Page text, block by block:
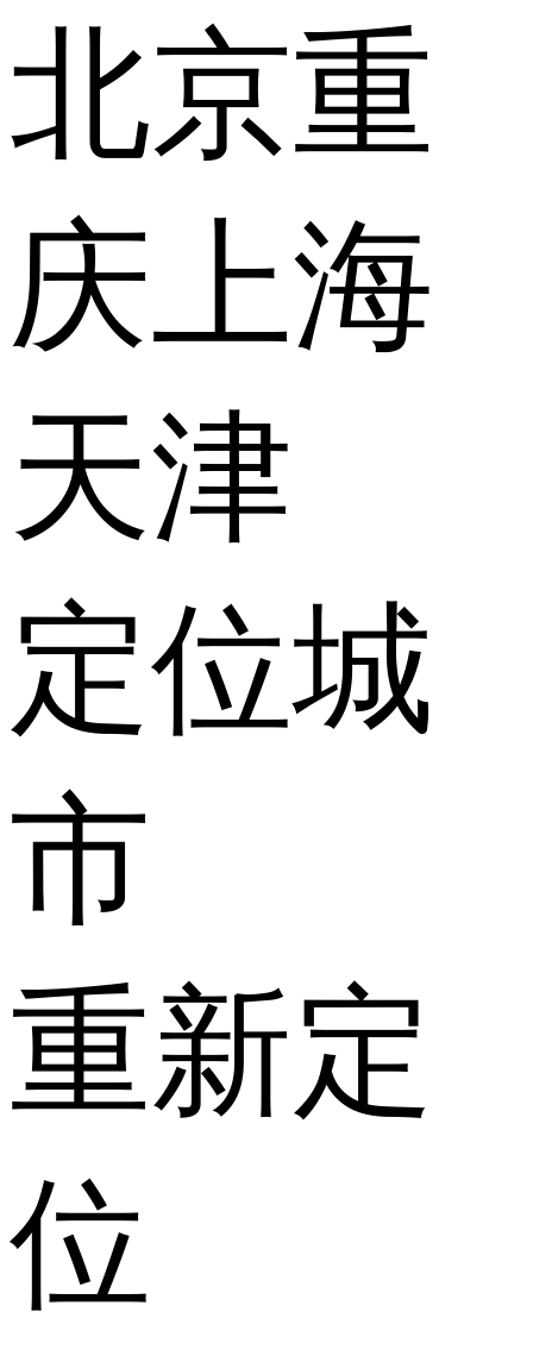
北京重
庆上海
天津
定位城
市
重新定
位